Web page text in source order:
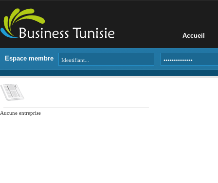
Accueil
Espace membre
Aucune entreprise